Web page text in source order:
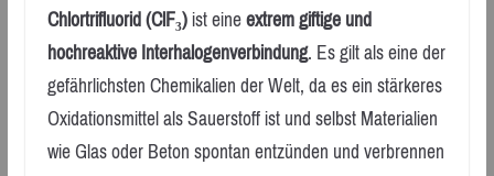
Chlortrifluorid (ClF₃)ist eineextrem giftige und
hochreaktive Interhalogenverbindung. Es gilt als eine der
gefährlichsten Chemikalien der Welt, da es ein stärkeres
Oxidationsmittel als Sauerstoff ist und selbst Materialien
wie Glas oder Beton spontan entzünden und verbrennen